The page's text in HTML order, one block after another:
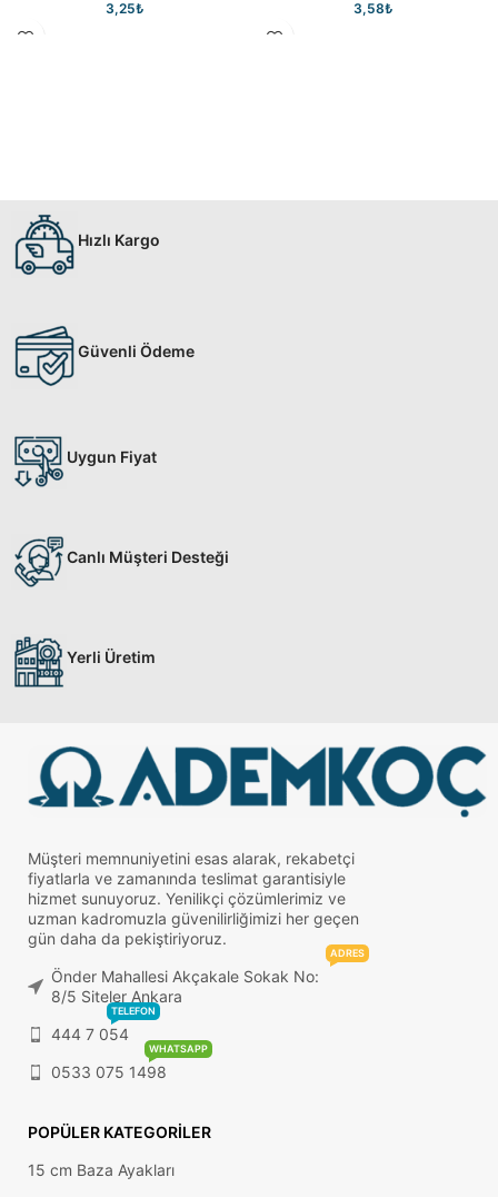
3,25₺ 3,58₺
Hızlı Kargo
Güvenli Ödeme
Uygun Fiyat
Canlı Müşteri Desteği
Yerli Üretim
Müşteri memnuniyetini esas alarak, rekabetçi
fiyatlarla ve zamanında teslimat garantisiyle
hizmet sunuyoruz. Yenilikçi çözümlerimiz ve
uzman kadromuzla güvenilirliğimizi her geçen
gün daha da pekiştiriyoruz.
Önder Mahallesi Akçakale Sokak No:
8/5 Siteler Ankara
ADRES
444 7 054
TELEFON
0533 075 1498
WHATSAPP
POPÜLER KATEGORILER
15 cm Baza Ayakları